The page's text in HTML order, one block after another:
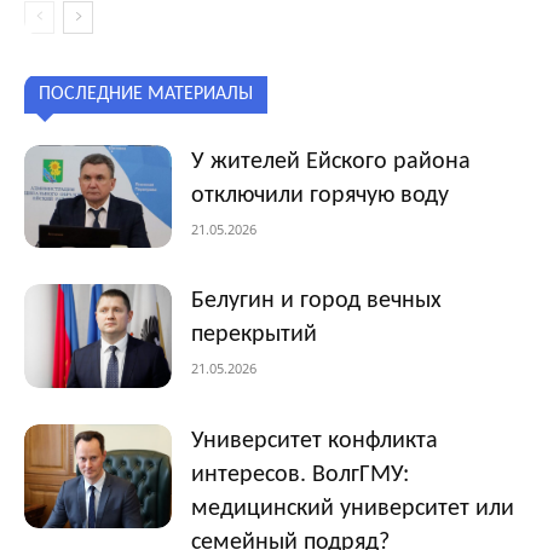
ПОСЛЕДНИЕ МАТЕРИАЛЫ
У жителей Ейского района
отключили горячую воду
21.05.2026
Белугин и город вечных
перекрытий
21.05.2026
Университет конфликта
интересов. ВолгГМУ:
медицинский университет или
семейный подряд?